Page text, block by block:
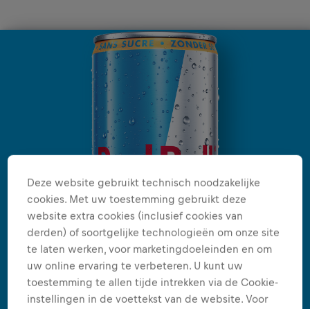
Deze website gebruikt technisch noodzakelijke
cookies. Met uw toestemming gebruikt deze
website extra cookies (inclusief cookies van
derden) of soortgelijke technologieën om onze site
te laten werken, voor marketingdoeleinden en om
uw online ervaring te verbeteren. U kunt uw
toestemming te allen tijde intrekken via de Cookie-
instellingen in de voettekst van de website. Voor